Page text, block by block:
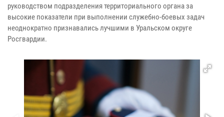
руководством подразделения территориального органа за
высокие показатели при выполнении служебно-боевых задач
неоднократно признавались лучшими в Уральском округе
Росгвардии.